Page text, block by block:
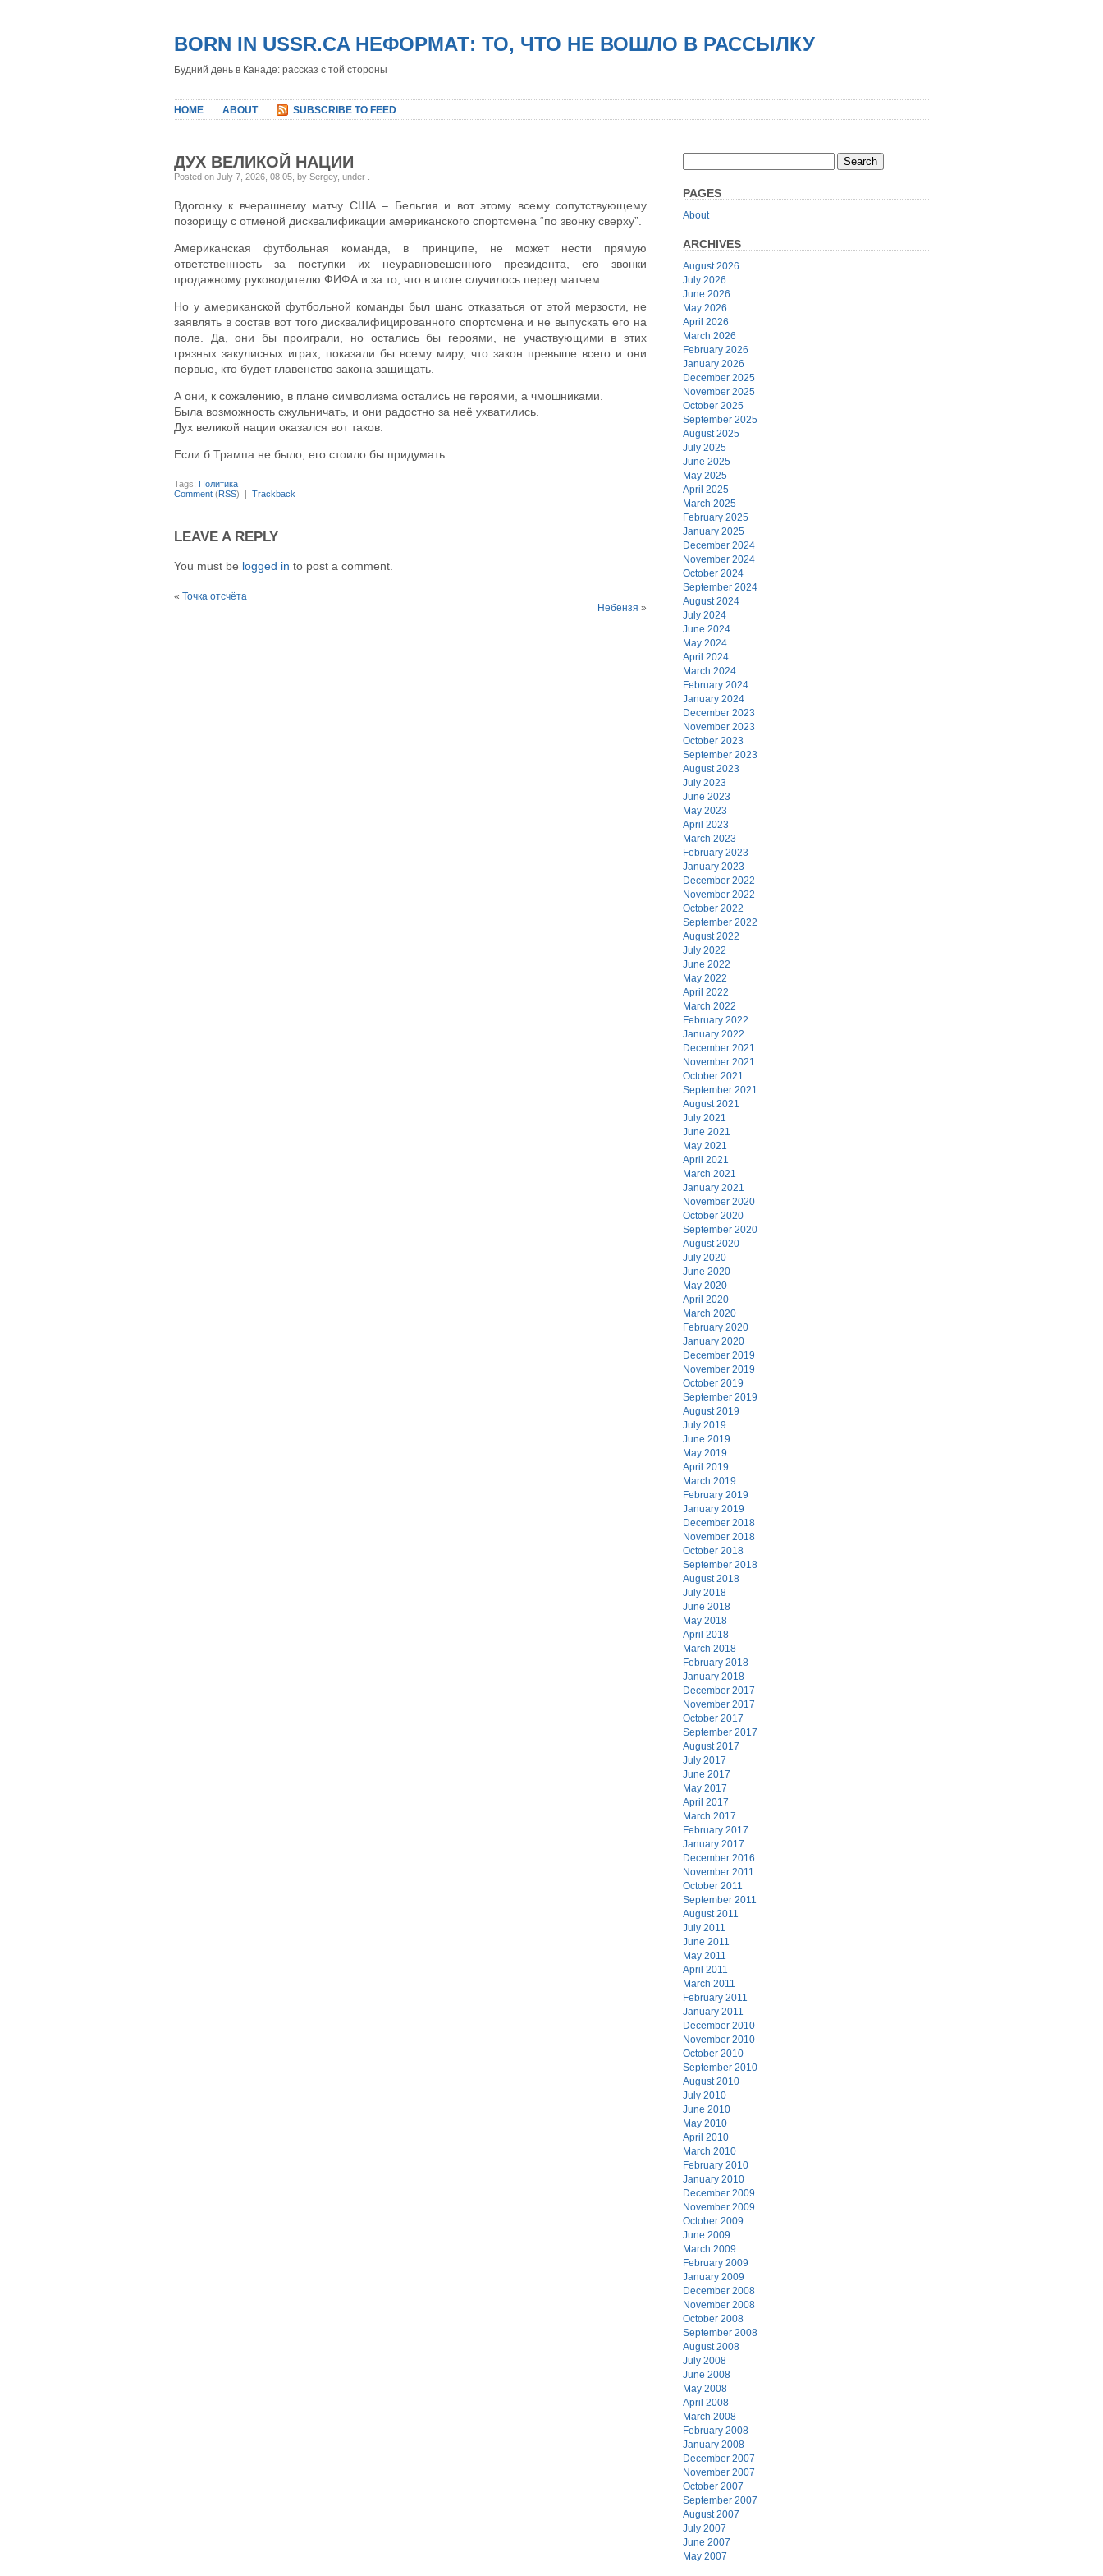
BORN IN USSR.CA НЕФОРМАТ: ТО, ЧТО НЕ ВОШЛО В РАССЫЛКУ
Будний день в Канаде: рассказ с той стороны
HOME ABOUT SUBSCRIBE TO FEED
ДУХ ВЕЛИКОЙ НАЦИИ
Posted on July 7, 2026, 08:05, by Sergey, under
Вдогонку к вчерашнему матчу США – Бельгия и вот этому всему сопутствующему
позорищу с отменой дисквалификации американского спортсмена “по звонку сверху”.
Американская футбольная команда, в принципе, не может нести прямую
ответственность за поступки их неуравновешенного президента, его звонки
продажному руководителю ФИФА и за то, что в итоге случилось перед матчем.
Но у американской футбольной команды был шанс отказаться от этой мерзости, не
заявлять в состав вот того дисквалифицированного спортсмена и не выпускать его на
поле. Да, они бы проиграли, но остались бы героями, не участвующими в этих
грязных закулисных играх, показали бы всему миру, что закон превыше всего и они
первые, кто будет главенство закона защищать.
А они, к сожалению, в плане символизма остались не героями, а чмошниками.
Была возможность сжульничать, и они радостно за неё ухватились.
Дух великой нации оказался вот таков.
Если б Трампа не было, его стоило бы придумать.
Tags: Политика
Comment (RSS) | Trackback
LEAVE A REPLY
You must be logged in to post a comment.
« Точка отсчёта
Небензя »
PAGES
About
ARCHIVES
August 2026
July 2026
June 2026
May 2026
April 2026
March 2026
February 2026
January 2026
December 2025
November 2025
October 2025
September 2025
August 2025
July 2025
June 2025
May 2025
April 2025
March 2025
February 2025
January 2025
December 2024
November 2024
October 2024
September 2024
August 2024
July 2024
June 2024
May 2024
April 2024
March 2024
February 2024
January 2024
December 2023
November 2023
October 2023
September 2023
August 2023
July 2023
June 2023
May 2023
April 2023
March 2023
February 2023
January 2023
December 2022
November 2022
October 2022
September 2022
August 2022
July 2022
June 2022
May 2022
April 2022
March 2022
February 2022
January 2022
December 2021
November 2021
October 2021
September 2021
August 2021
July 2021
June 2021
May 2021
April 2021
March 2021
January 2021
November 2020
October 2020
September 2020
August 2020
July 2020
June 2020
May 2020
April 2020
March 2020
February 2020
January 2020
December 2019
November 2019
October 2019
September 2019
August 2019
July 2019
June 2019
May 2019
April 2019
March 2019
February 2019
January 2019
December 2018
November 2018
October 2018
September 2018
August 2018
July 2018
June 2018
May 2018
April 2018
March 2018
February 2018
January 2018
December 2017
November 2017
October 2017
September 2017
August 2017
July 2017
June 2017
May 2017
April 2017
March 2017
February 2017
January 2017
December 2016
November 2011
October 2011
September 2011
August 2011
July 2011
June 2011
May 2011
April 2011
March 2011
February 2011
January 2011
December 2010
November 2010
October 2010
September 2010
August 2010
July 2010
June 2010
May 2010
April 2010
March 2010
February 2010
January 2010
December 2009
November 2009
October 2009
June 2009
March 2009
February 2009
January 2009
December 2008
November 2008
October 2008
September 2008
August 2008
July 2008
June 2008
May 2008
April 2008
March 2008
February 2008
January 2008
December 2007
November 2007
October 2007
September 2007
August 2007
July 2007
June 2007
May 2007